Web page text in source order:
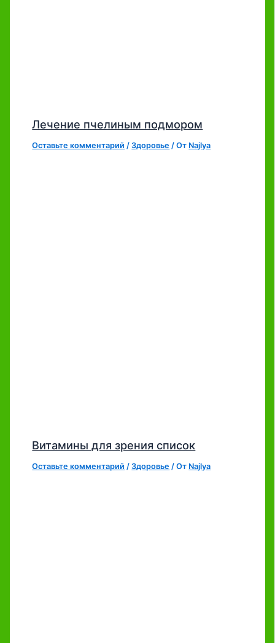
Лечение пчелиным подмором
Оставьте комментарий /Здоровье / От Najlya
Витамины для зрения список
Оставьте комментарий /Здоровье / От Najlya